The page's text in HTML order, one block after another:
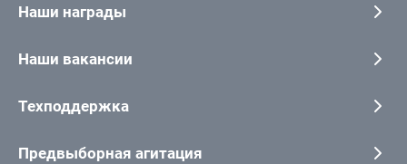
Наши награды
Наши вакансии
Техподдержка
Предвыборная агитация